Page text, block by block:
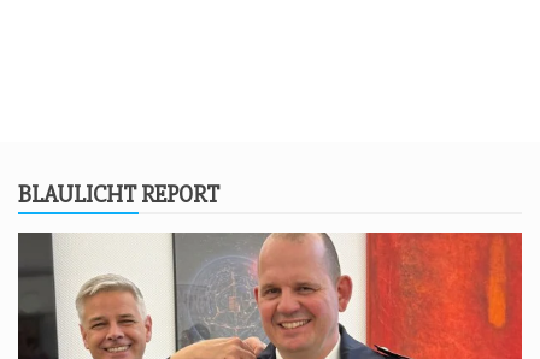
BLAU­LICHT REPORT